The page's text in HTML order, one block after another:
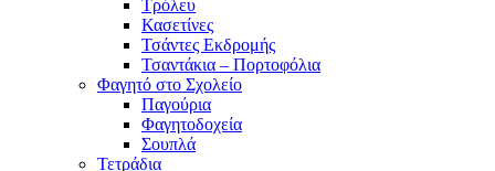
Τρόλευ
Κασετίνες
Τσάντες Εκδρομής
Τσαντάκια – Πορτοφόλια
Φαγητό στο Σχολείο
Παγούρια
Φαγητοδοχεία
Σουπλά
Τετράδια